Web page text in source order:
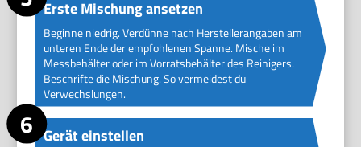
Erste Mischung ansetzen
Beginne niedrig. Verdünne nach Herstellerangaben am
unteren Ende der empfohlenen Spanne. Mische im
Messbehälter oder im Vorratsbehälter des Reinigers.
Beschrifte die Mischung. So vermeidest du
Verwechslungen.
Gerät einstellen